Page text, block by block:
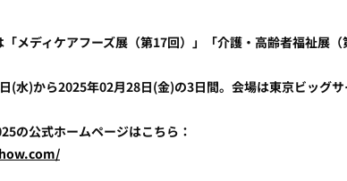
メディケアフーズ展（第17回）」「介護・高齢者福祉展
(水)から2025年02月28日(金)の3日間。会場は東京ビッグサ
の公式ホームページはこちら：